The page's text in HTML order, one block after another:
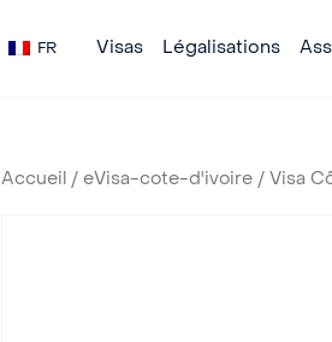
FR Visas Légalisations
Accueil /eVisa-cote-d'ivoire / Visa